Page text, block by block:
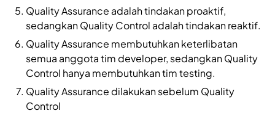
Quality Assurance adalah tindakan proaktif,
sedangkan Quality Control adalah tindakan reaktif.
Quality Assurance membutuhkan keterlibatan
semua anggota tim developer, sedangkan Quality
Control hanya membutuhkan tim testing.
Quality Assurance dilakukan sebelum Quality
Control